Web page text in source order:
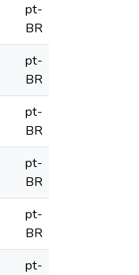
pt-
BR
pt-
BR
pt-
BR
pt-
BR
pt-
BR
pt-